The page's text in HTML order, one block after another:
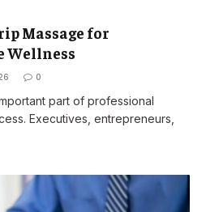
Massage for
Wellness
0
part of professional
Executives, entrepreneurs,